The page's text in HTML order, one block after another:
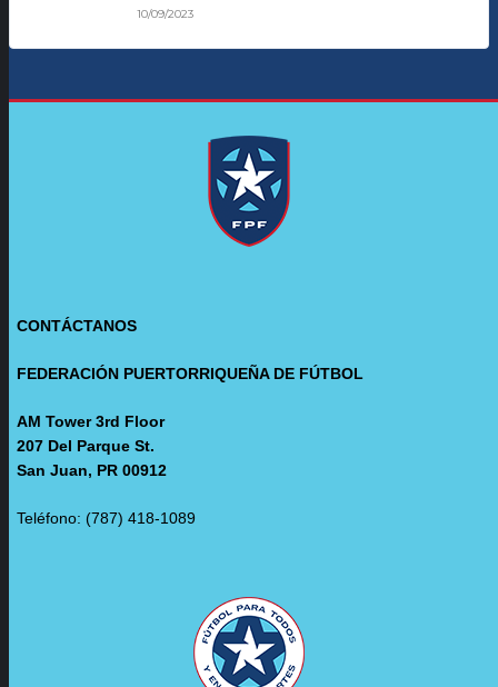
10/09/2023
CONTÁCTANOS
FEDERACIÓN PUERTORRIQUEÑA DE FÚTBOL
AM Tower 3rd Floor
207 Del Parque St.
San Juan, PR 00912
Teléfono: (787) 418-1089